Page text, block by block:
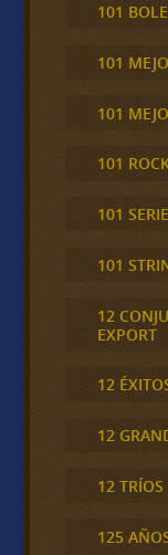
101
101
101
101
101
101
12
EXPORT
12
12
12
125